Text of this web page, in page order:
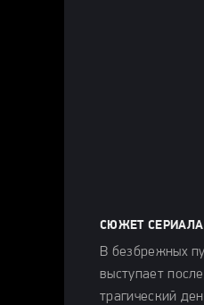
СЮЖЕТ
В безбрежных
выступает
трагический